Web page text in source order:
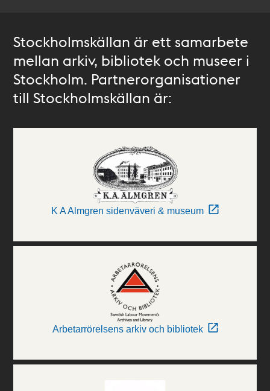
Stockholmskällan är ett samarbete
mellan arkiv, bibliotek och museer i
Stockholm. Partnerorganisationer
till Stockholmskällan är:
K A Almgren sidenväveri & museum
Arbetarrörelsens arkiv och bibliotek